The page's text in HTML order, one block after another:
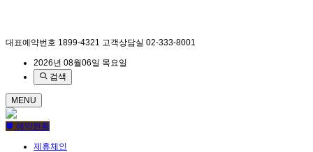
대표예약번호 1899-4321 고객상담실 02-333-8001
2026년 08월06일 목요일
검색
MENU
예약현황
제휴체인